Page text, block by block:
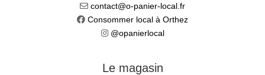
contact@o-panier-local.fr
Consommer local à Orthez
@opanierlocal
Le magasin